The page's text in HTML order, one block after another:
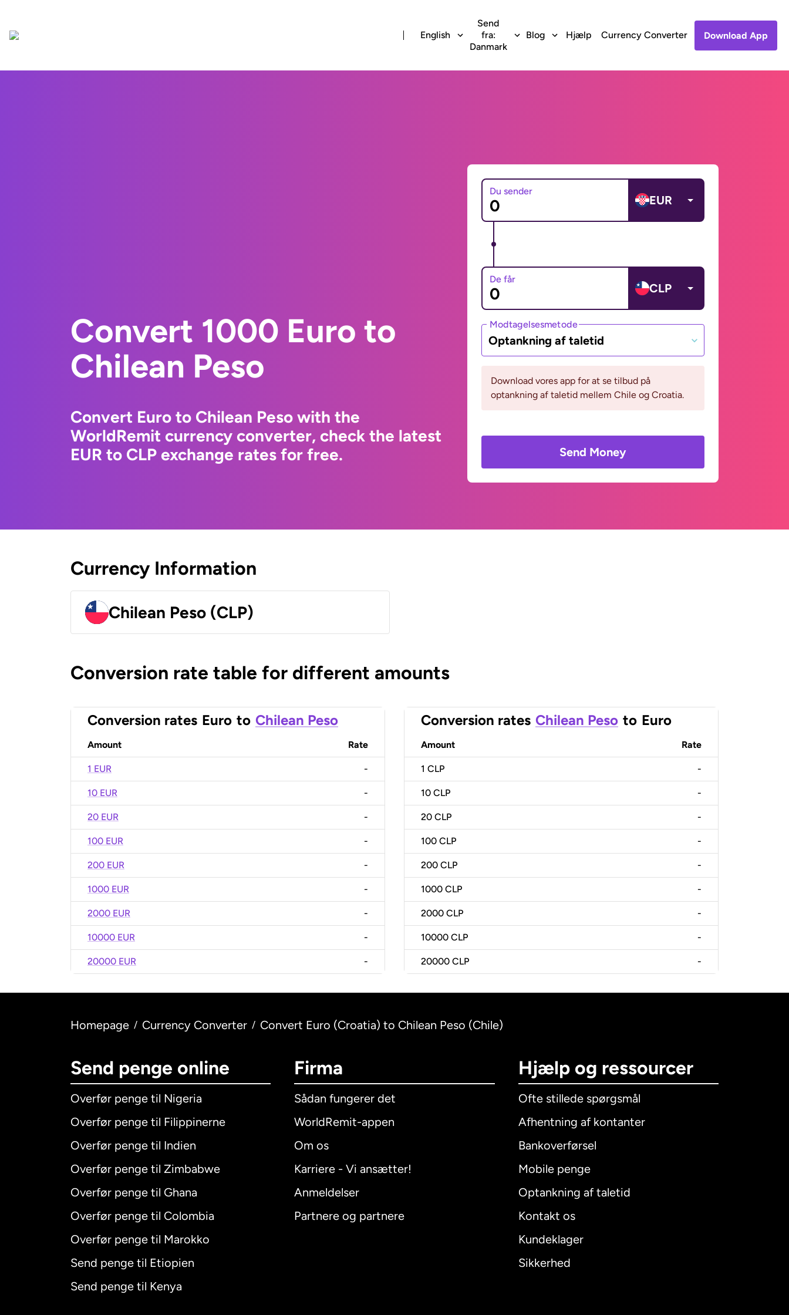
English
Send
fra:
Danmark
Blog Hjælp Currency Converter Download App
Convert 1000 Euro to
Chilean Peso
Convert Euro to Chilean Peso with the
WorldRemit currency converter, check the latest
EUR to CLP exchange rates for free.
Du sender
EUR
De får
CLP
Modtagelsesmetode
Optankning af taletid
Download vores app for at se tilbud på
optankning af taletid mellem Chile og Croatia.
Send Money
Currency Information
Chilean Peso (CLP)
Conversion rate table for different amounts
Conversion rates Euro to Chilean Peso
Amount Rate
1 EUR -
10 EUR -
20 EUR -
100 EUR -
200 EUR -
1000 EUR -
2000 EUR -
10000 EUR -
20000 EUR -
Conversion rates Chilean Peso to Euro
Amount Rate
1 CLP -
10 CLP -
20 CLP -
100 CLP -
200 CLP -
1000 CLP -
2000 CLP -
10000 CLP -
20000 CLP -
Homepage / Currency Converter / Convert Euro (Croatia) to Chilean Peso (Chile)
Send penge online
Overfør penge til Nigeria
Overfør penge til Filippinerne
Overfør penge til Indien
Overfør penge til Zimbabwe
Overfør penge til Ghana
Overfør penge til Colombia
Overfør penge til Marokko
Send penge til Etiopien
Send penge til Kenya
Firma
Sådan fungerer det
WorldRemit-appen
Om os
Karriere - Vi ansætter!
Anmeldelser
Partnere og partnere
Hjælp og ressourcer
Ofte stillede spørgsmål
Afhentning af kontanter
Bankoverførsel
Mobile penge
Optankning af taletid
Kontakt os
Kundeklager
Sikkerhed